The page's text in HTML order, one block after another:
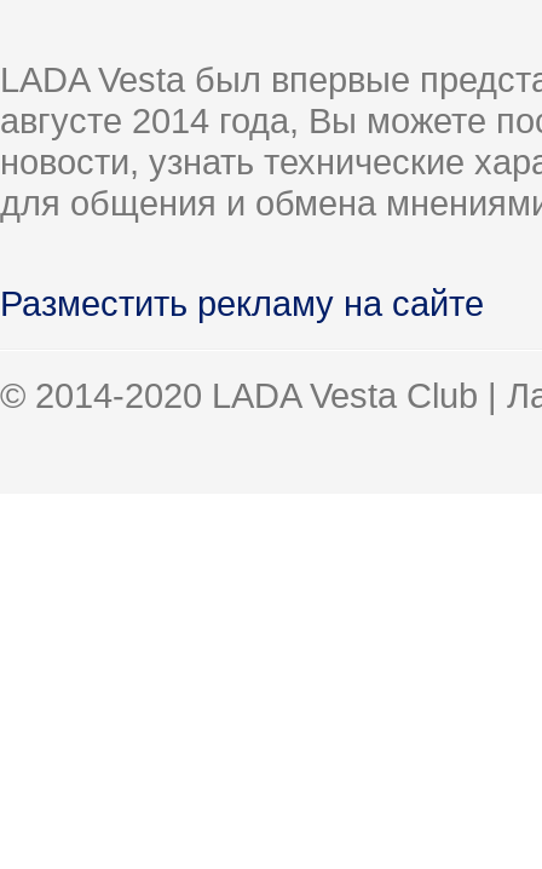
LADA Vesta был впервые
августе 2014 года, Вы можете
новости, узнать технические
для общения и обмена
Разместить рекламу на сайте
© 2014-2020 LADA Vesta Club |